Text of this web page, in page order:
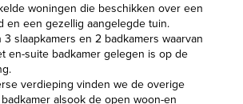
woningen die beschikken over een
en een gezellig aangelegde tuin.
slaapkamers en 2 badkamers waarvan
en-suite badkamer gelegen is op de
verdieping vinden we de overige
alsook de open woon-en